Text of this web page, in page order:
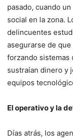
pasado, cuando
social en la zona.
delincuentes
asegurarse de
forzando sistemas
sustraían dinero y
equipos
El operativo y la
Días atrás, los